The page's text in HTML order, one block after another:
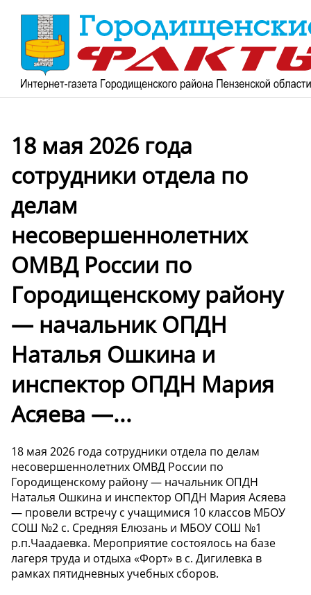
18 мая 2026 года
сотрудники отдела по
делам
несовершеннолетних
ОМВД России по
Городищенскому району
— начальник ОПДН
Наталья Ошкина и
инспектор ОПДН Мария
Асяева —...
18 мая 2026 года сотрудники отдела по делам
несовершеннолетних ОМВД России по
Городищенскому району — начальник ОПДН
Наталья Ошкина и инспектор ОПДН Мария Асяева
— провели встречу с учащимися 10 классов МБОУ
СОШ №2 с. Средняя Елюзань и МБОУ СОШ №1
р.п.Чаадаевка. Мероприятие состоялось на базе
лагеря труда и отдыха «Форт» в с. Дигилевка в
рамках пятидневных учебных сборов.